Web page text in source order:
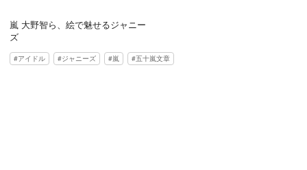
嵐 大野智ら、絵で魅せるジャニー
ズ
アイドル ジャニーズ 嵐 五十嵐文章